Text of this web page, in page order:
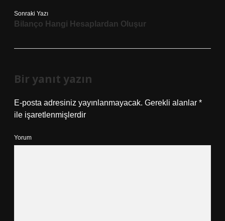
Sonraki Yazı
Bilanço Hangi Hesaplardan Oluşur
Bir yanıt yazın
E-posta adresiniz yayınlanmayacak. Gerekli alanlar *
ile işaretlenmişlerdir
Yorum